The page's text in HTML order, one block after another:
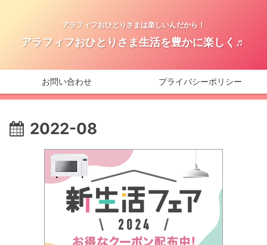
アラフィフおひとりさまは楽しいんだから！
アラフィフおひとりさま生活を豊かに楽しく♬
お問い合わせ プライバシーポリシー
2022-08